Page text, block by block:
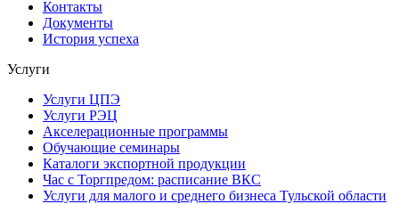
Контакты
Документы
История успеха
Услуги
Услуги ЦПЭ
Услуги РЭЦ
Акселерационные программы
Обучающие семинары
Каталоги экспортной продукции
Час с Торгпредом: расписание ВКС
Услуги для малого и среднего бизнеса Тульской области